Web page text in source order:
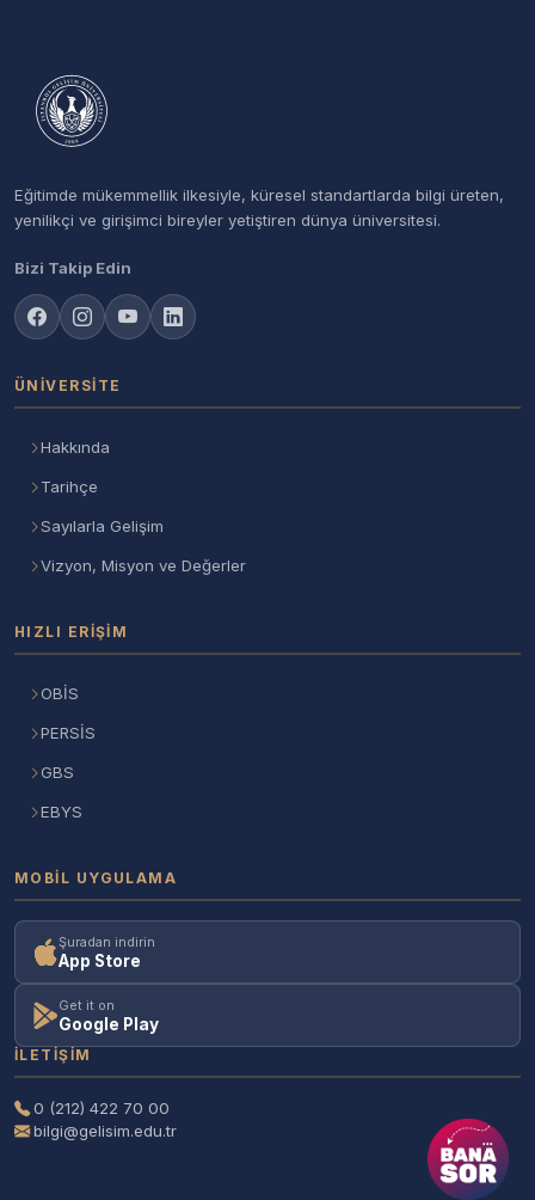
Eğitimde mükemmellik ilkesiyle, küresel standartlarda bilgi üreten,
yenilikçi ve girişimci bireyler yetiştiren dünya üniversitesi.
Bizi Takip Edin
ÜNIVERSITE
Hakkında
Tarihçe
Sayılarla Gelişim
Vizyon, Misyon ve Değerler
HIZLI ERIŞIM
OBİS
PERSİS
GBS
EBYS
MOBIL UYGULAMA
Şuradan indirin
App Store
Get it on
Google Play
İLETIŞIM
0 (212) 422 70 00
bilgi@gelisim.edu.tr